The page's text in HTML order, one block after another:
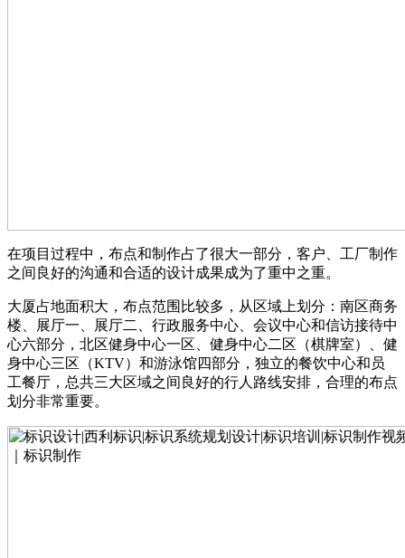
在项目过程中，布点和制作占了很大一部分，客户、工厂制作
之间良好的沟通和合适的设计成果成为了重中之重。
大厦占地面积大，布点范围比较多，从区域上划分：南区商务
楼、展厅一、展厅二、行政服务中心、会议中心和信访接待中
心六部分，北区健身中心一区、健身中心二区（棋牌室）、健
身中心三区（KTV）和游泳馆四部分，独立的餐饮中心和员
工餐厅，总共三大区域之间良好的行人路线安排，合理的布点
划分非常重要。